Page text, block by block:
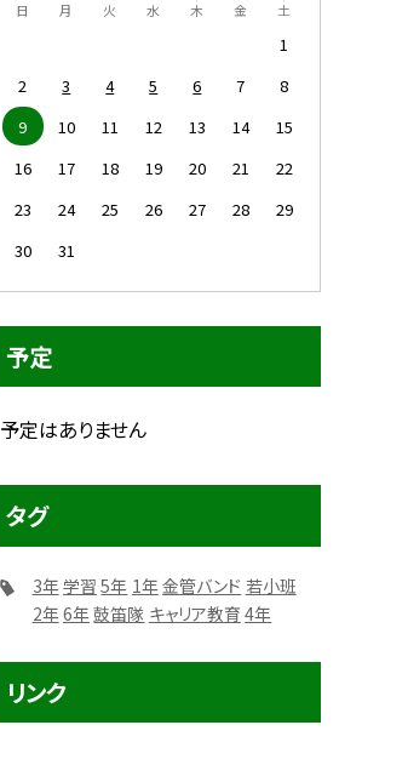
日 月 火 水 木 金 土
1
2
3 4 5 6 7
8
9
10 11 12 13 14
15
16
17 18 19 20 21
22
23
24 25 26 27 28
29
30
31
予定
予定はありません
タグ
3年学習 5年 1年金管バンド 若小班
2年6年鼓笛隊 キャリア教育 4年
リンク